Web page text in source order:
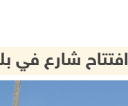
افتتاح شارع في